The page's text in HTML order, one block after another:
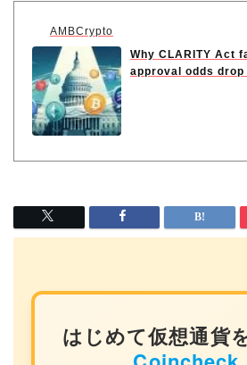
AMBCrypto
Why CLARITY Act
approval odds drop
はじめて仮想通貨